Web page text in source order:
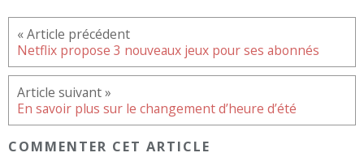
Netflix propose 3 nouveaux jeux pour ses abonnés
En savoir plus sur le changement d’heure d’été
COMMENTER CET ARTICLE